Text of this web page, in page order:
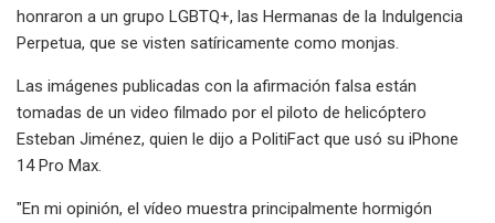
honraron a un grupo LGBTQ+, las Hermanas de la Indulgencia
Perpetua, que se visten satíricamente como monjas.
Las imágenes publicadas con la afirmación falsa están
tomadas de un video filmado por el piloto de helicóptero
Esteban Jiménez, quien le dijo a PolitiFact que usó su iPhone
14 Pro Max.
"En mi opinión, el vídeo muestra principalmente hormigón